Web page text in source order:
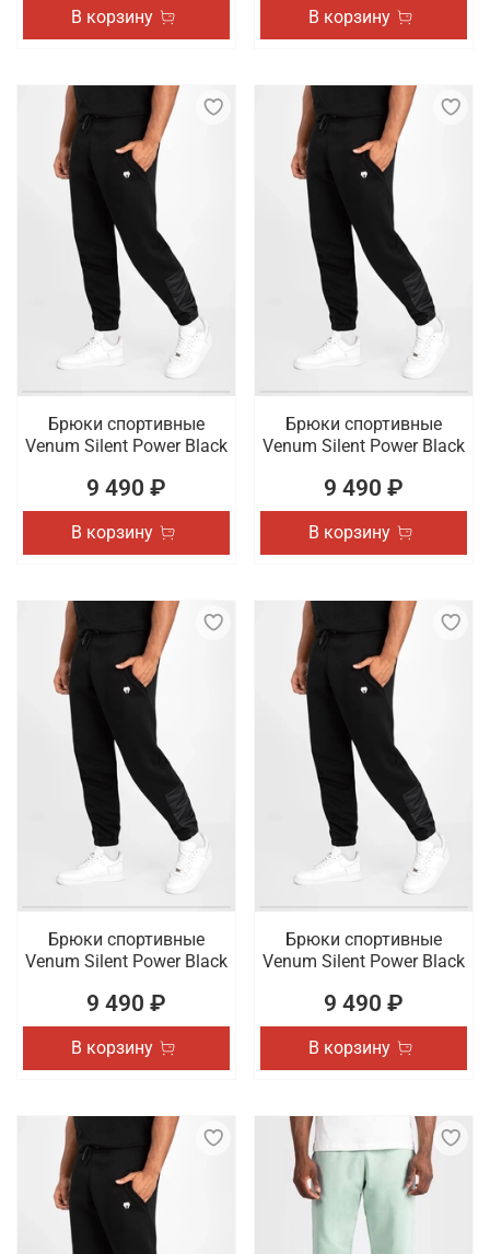
В корзину В корзину
Брюки спортивные
Venum Silent Power Black
9 490 ₽
В корзину
Брюки спортивные
Venum Silent Power Black
9 490 ₽
В корзину
Брюки спортивные
Venum Silent Power Black
9 490 ₽
В корзину
Брюки спортивные
Venum Silent Power Black
9 490 ₽
В корзину